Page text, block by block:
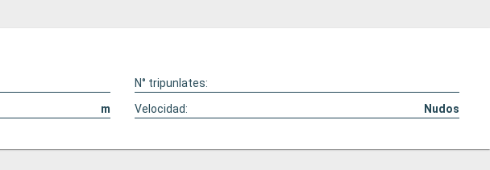
N° tripunlates:
m Velocidad: Nudos